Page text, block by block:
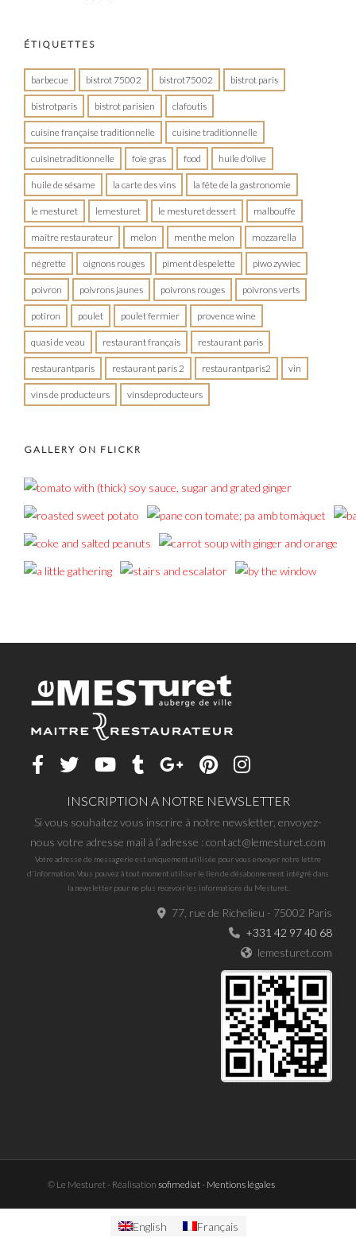
ÉTIQUETTES
barbecue bistrot 75002 bistrot75002 bistrot paris
bistrotparis bistrot parisien clafoutis
cuisine française traditionnelle cuisine traditionnelle
cuisinetraditionnelle foie gras food huile d'olive
huile de sésame la carte des vins la fête de la gastronomie
le mesturet lemesturet le mesturet dessert malbouffe
maître restaurateur melon menthe melon mozzarella
négrette oignons rouges piment d’espelette piwo zywiec
poivron poivrons jaunes poivrons rouges poivrons verts
potiron poulet poulet fermier provence wine
quasi de veau restaurant français restaurant paris
restaurantparis restaurant paris 2 restaurantparis2 vin
vins de producteurs vinsdeproducteurs
GALLERY ON FLICKR
INSCRIPTION A NOTRE NEWSLETTER
Si vous souhaitez vous inscrire à notre newsletter, envoyez-
nous votre adresse mail à l’adresse : contact@lemesturet.com
Votre adresse de messagerie est uniquement utilisée pour vous envoyer notre lettre
d'information. Vous pouvez à tout moment utiliser le lien de désabonnement intégré dans
la newsletter pour ne plus recevoir les informations du Mesturet.
77, rue de Richelieu - 75002 Paris
+331 42 97 40 68
lemesturet.com
© Le Mesturet - Réalisation sofimediat- Mentions légales
English Français